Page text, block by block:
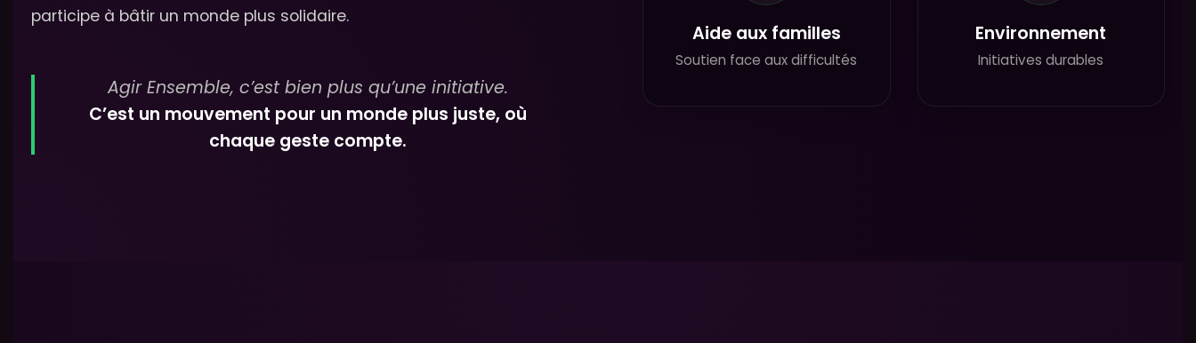
participe à bâtir un monde plus solidaire.
Agir Ensemble, c’est bien plus qu’une initiative.
C’est un mouvement pour un monde plus juste, où
chaque geste compte.
Aide aux familles
Soutien face aux difficultés
Environnement
Initiatives durables